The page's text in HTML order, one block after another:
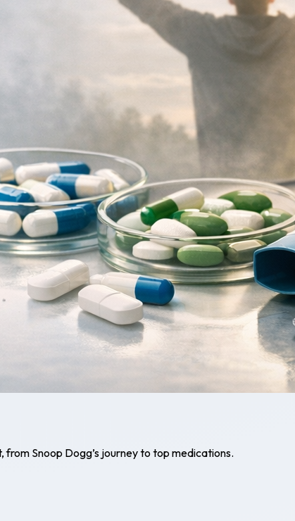
Snoop Dogg’s journey to top medications.